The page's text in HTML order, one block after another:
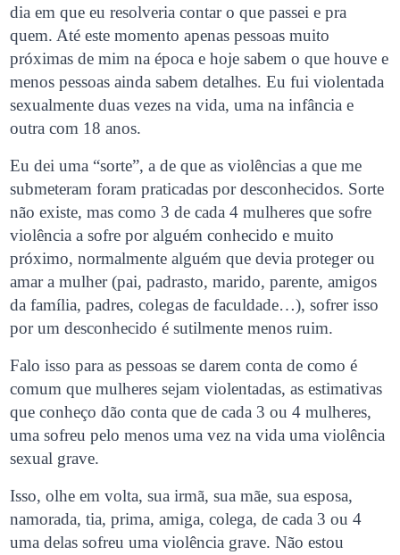
dia em que eu resolveria contar o que passei e pra
quem. Até este momento apenas pessoas muito
próximas de mim na época e hoje sabem o que houve e
menos pessoas ainda sabem detalhes. Eu fui violentada
sexualmente duas vezes na vida, uma na infância e
outra com 18 anos.
Eu dei uma “sorte”, a de que as violências a que me
submeteram foram praticadas por desconhecidos. Sorte
não existe, mas como 3 de cada 4 mulheres que sofre
violência a sofre por alguém conhecido e muito
próximo, normalmente alguém que devia proteger ou
amar a mulher (pai, padrasto, marido, parente, amigos
da família, padres, colegas de faculdade…), sofrer isso
por um desconhecido é sutilmente menos ruim.
Falo isso para as pessoas se darem conta de como é
comum que mulheres sejam violentadas, as estimativas
que conheço dão conta que de cada 3 ou 4 mulheres,
uma sofreu pelo menos uma vez na vida uma violência
sexual grave.
Isso, olhe em volta, sua irmã, sua mãe, sua esposa,
namorada, tia, prima, amiga, colega, de cada 3 ou 4
uma delas sofreu uma violência grave. Não estou